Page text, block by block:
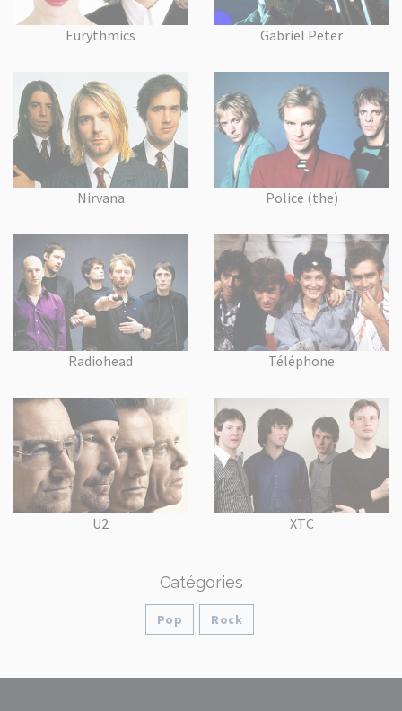
Eurythmics Gabriel Peter
Nirvana Police (the)
Radiohead Téléphone
U2 XTC
Catégories
Pop Rock